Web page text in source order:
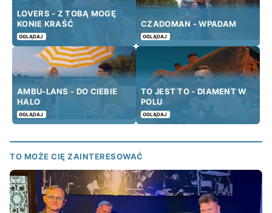
LOVERS - Z TOBĄ MOGĘ
KONIE KRAŚĆ
OGLĄDAJ
CZADOMAN - WPADAM
OGLĄDAJ
AMBU-LANS - DO CIEBIE
HALO
OGLĄDAJ
TO JEST TO - DIAMENT W
POLU
OGLĄDAJ
TO MOŻE CIĘ ZAINTERESOWAĆ